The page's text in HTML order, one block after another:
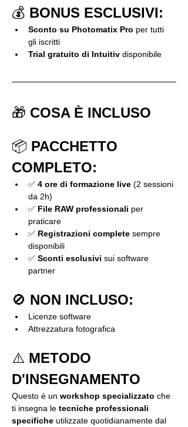
💰 BONUS ESCLUSIVI:
Sconto su Photomatix Pro per tutti
gli iscritti
Trial gratuito di Intuitiv disponibile
🎁 COSA È INCLUSO
📦 PACCHETTO
COMPLETO:
✅ 4 ore di formazione live (2 sessioni
da 2h)
✅ File RAW professionali per
praticare
✅ Registrazioni complete sempre
disponibili
✅ Sconti esclusivi sui software
partner
🚫 NON INCLUSO:
Licenze software
Attrezzatura fotografica
⚠️ METODO
D'INSEGNAMENTO
Questo è un workshop specializzato che
ti insegna le tecniche professionali
specifiche utilizzate quotidianamente dal